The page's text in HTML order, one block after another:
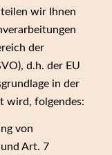
wir Ihnen
der
d.h. der EU
in der
wird, folgendes:
von
Art. 7